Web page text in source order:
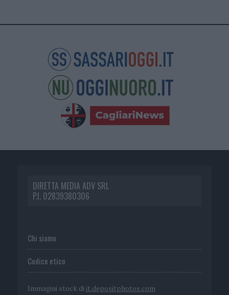
DIRETTA MEDIA ADV SRL
P.I. 02839380306
Chi siamo
Codice etico
Immagini stock di it.depositphotos.com